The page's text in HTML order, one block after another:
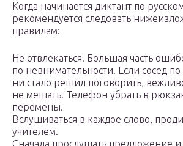
Когда начинается диктант по
рекомендуется следовать
правилам:
Не отвлекаться. Большая часть
по невнимательности. Если сосед
ни стало решил поговорить,
не мешать. Телефон убрать в
перемены.
Вслушиваться в каждое слово,
учителем.
Сначала прослушать предложение и